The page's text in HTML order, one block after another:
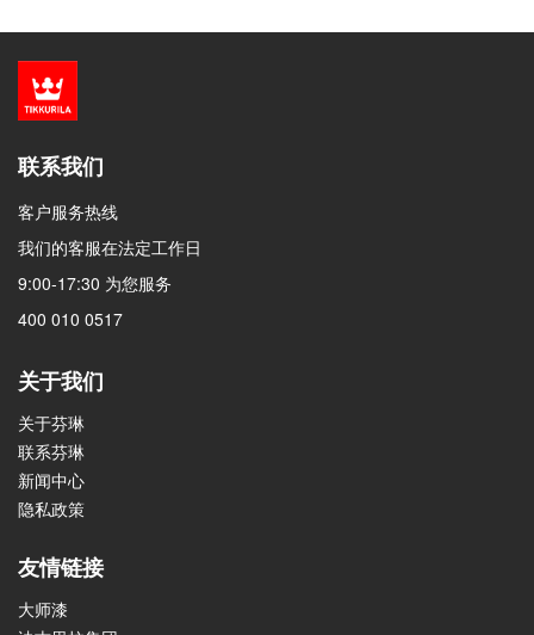
联系我们
客户服务热线
我们的客服在法定工作日
9:00-17:30 为您服务
400 010 0517
关于我们
关于芬琳
联系芬琳
新闻中心
隐私政策
友情链接
大师漆